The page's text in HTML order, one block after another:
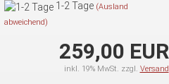
1-2 Tage (Ausland
abweichend)
259,00 EUR
inkl. 19% MwSt. zzgl. Versand